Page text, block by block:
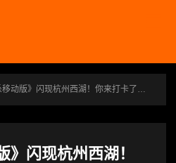
移动版》闪现杭州西湖！你来打卡了吗？
》闪现杭州西湖！